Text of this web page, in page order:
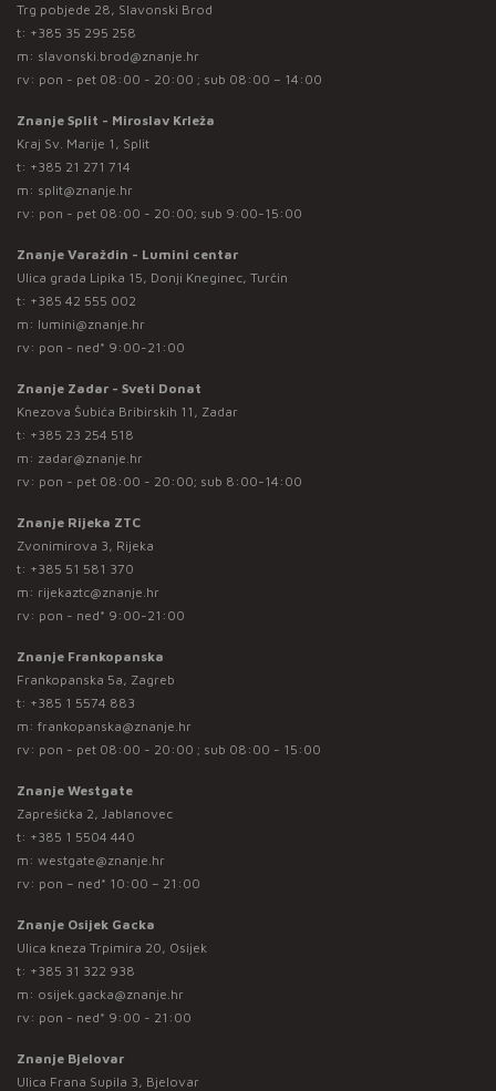
Trg pobjede 28, Slavonski Brod
t: +385 35 295 258
m: slavonski.brod@znanje.hr
rv: pon - pet 08:00 - 20:00 ; sub 08:00 – 14:00
Znanje Split - Miroslav Krleža
Kraj Sv. Marije 1, Split
t: +385 21 271 714
m: split@znanje.hr
rv: pon - pet 08:00 - 20:00; sub 9:00-15:00
Znanje Varaždin - Lumini centar
Ulica grada Lipika 15, Donji Kneginec, Turčin
t: +385 42 555 002
m: lumini@znanje.hr
rv: pon - ned* 9:00-21:00
Znanje Zadar - Sveti Donat
Knezova Šubića Bribirskih 11, Zadar
t: +385 23 254 518
m: zadar@znanje.hr
rv: pon - pet 08:00 - 20:00; sub 8:00-14:00
Znanje Rijeka ZTC
Zvonimirova 3, Rijeka
t: +385 51 581 370
m: rijekaztc@znanje.hr
rv: pon - ned* 9:00-21:00
Znanje Frankopanska
Frankopanska 5a, Zagreb
t: +385 1 5574 883
m: frankopanska@znanje.hr
rv: pon - pet 08:00 - 20:00 ; sub 08:00 - 15:00
Znanje Westgate
Zaprešićka 2, Jablanovec
t: +385 1 5504 440
m: westgate@znanje.hr
rv: pon – ned* 10:00 – 21:00
Znanje Osijek Gacka
Ulica kneza Trpimira 20, Osijek
t: +385 31 322 938
m: osijek.gacka@znanje.hr
rv: pon - ned* 9:00 - 21:00
Znanje Bjelovar
Ulica Frana Supila 3, Bjelovar